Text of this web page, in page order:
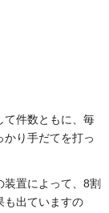
て件数ともに、毎
り手だてを打っ
置によって、8割
も出ていますの